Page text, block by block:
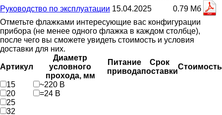
Руководство по эксплуатации 15.04.2025
0.79 Мб
Отметьте флажками интересующие вас конфигурации
прибора (не менее одного флажка в каждом столбце),
после чего вы сможете увидеть стоимость и условия
доставки для них.
Артикул
Диаметр
условного
прохода, мм
Питание
привода
Срок
поставки
Стоимость
15
20
25
32
~220 В
=24 В